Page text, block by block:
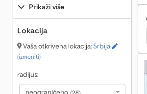
Prikaži više
Lokacija
Vaša otkrivena lokacija:Srbija
(izmeniti)
radijus:
neograničeno (28)